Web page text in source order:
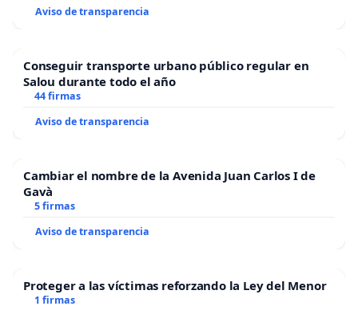
Aviso de transparencia
Conseguir transporte urbano público regular en
Salou durante todo el año
44 firmas
Aviso de transparencia
Cambiar el nombre de la Avenida Juan Carlos I de
Gavà
5 firmas
Aviso de transparencia
Proteger a las víctimas reforzando la Ley del Menor
1 firmas